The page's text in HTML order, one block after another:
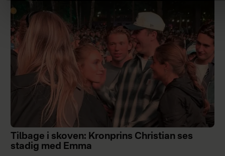
Tilbage i skoven: Kronprins Christian ses
stadig med Emma